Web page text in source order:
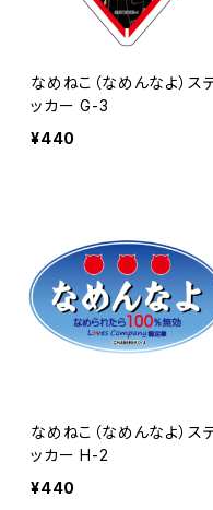
なめねこ（なめんなよ）ス
ッカー G-3
¥440
なめねこ（なめんなよ）ス
ッカー H-2
¥440